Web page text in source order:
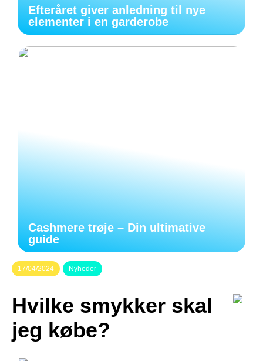
Efteråret giver anledning til nye
elementer i en garderobe
Cashmere trøje – Din ultimative
guide
17/04/2024 Nyheder
Hvilke smykker skal
jeg købe?